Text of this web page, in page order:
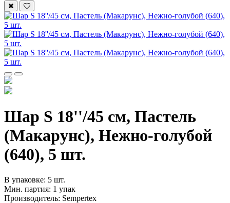
Шар S 18''/45 см, Пастель
(Макарунс), Нежно-голубой
(640), 5 шт.
В упаковке: 5 шт.
Мин. партия: 1 упак
Производитель: Sempertex